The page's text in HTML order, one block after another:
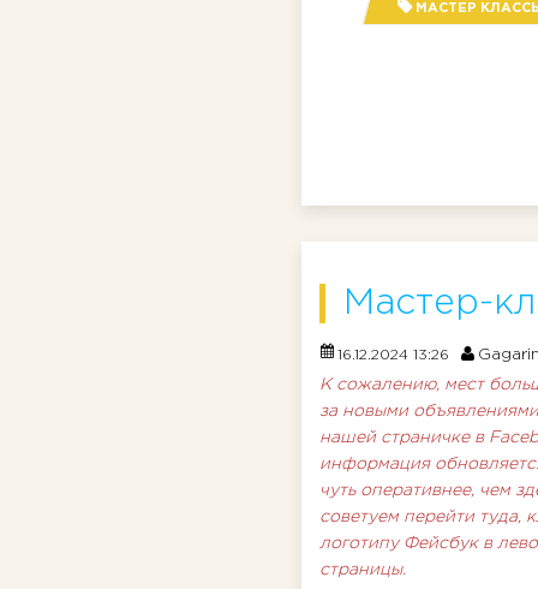
МАСТЕР
Мастер-
16.12.2024 13:26
К сожалению, мест
за новыми
нашей страничке в
информация
чуть оперативнее, чем
советуем перейти туда,
логотипу Фейсбук в
страницы.